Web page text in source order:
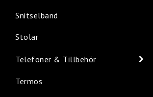
Snitselband
Stolar
Telefoner & Tillbehör
Termos